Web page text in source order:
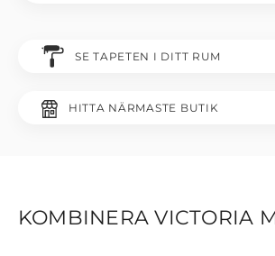
SE TAPETEN I DITT RUM
HITTA NÄRMASTE BUTIK
KOMBINERA VICTORIA